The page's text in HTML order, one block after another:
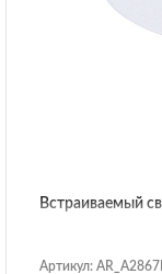
Встраиваемый
Артикул: